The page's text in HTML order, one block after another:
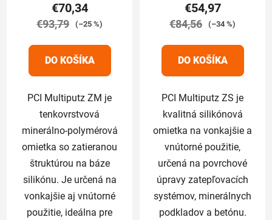
je
5,0
5
hviezdičiek.
€70,34
€93,79 (–25 %)
DO KOŠÍKA
PCI Multiputz ZM je
tenkovrstvová
minerálno-polymérová
omietka so zatieranou
štruktúrou na báze
silikónu. Je určená na
vonkajšie aj vnútorné
použitie, ideálna pre
je
5,0
5
hviezdičiek.
€54,97
€84,56 (–34 %)
DO KOŠÍKA
PCI Multiputz ZS je
kvalitná silikónová
omietka na vonkajšie a
vnútorné použitie,
určená na povrchové
úpravy zatepľovacích
systémov, minerálnych
podkladov a betónu.